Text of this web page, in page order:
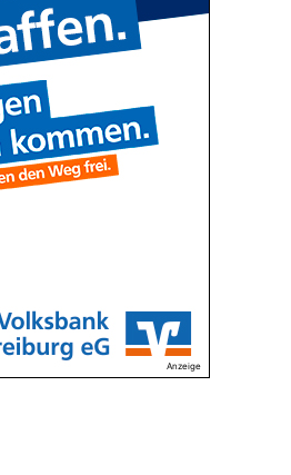
Anzeige